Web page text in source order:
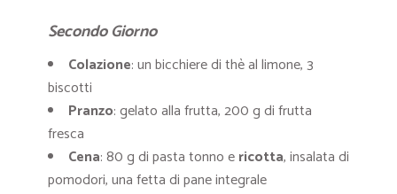
Secondo Giorno
Colazione: un bicchiere di thè al limone, 3
biscotti
Pranzo: gelato alla frutta, 200 g di frutta
fresca
Cena: 80 g di pasta tonno ericotta, insalata di
pomodori, una fetta di pane integrale